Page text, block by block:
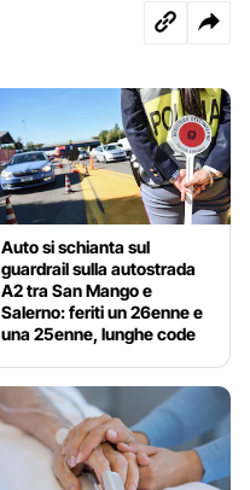
Auto si schianta sul
guardrail sulla autostrada
A2 tra San Mango e
Salerno: feriti un 26enne e
una 25enne, lunghe code